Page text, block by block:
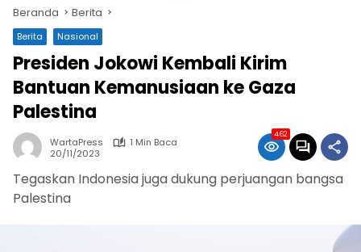
Beranda Berita
Berita Nasional
Presiden Jokowi Kembali Kirim
Bantuan Kemanusiaan ke Gaza
Palestina
WartaPress
1 Min Baca
20/11/2023
462
Tegaskan Indonesia juga dukung perjuangan bangsa
Palestina